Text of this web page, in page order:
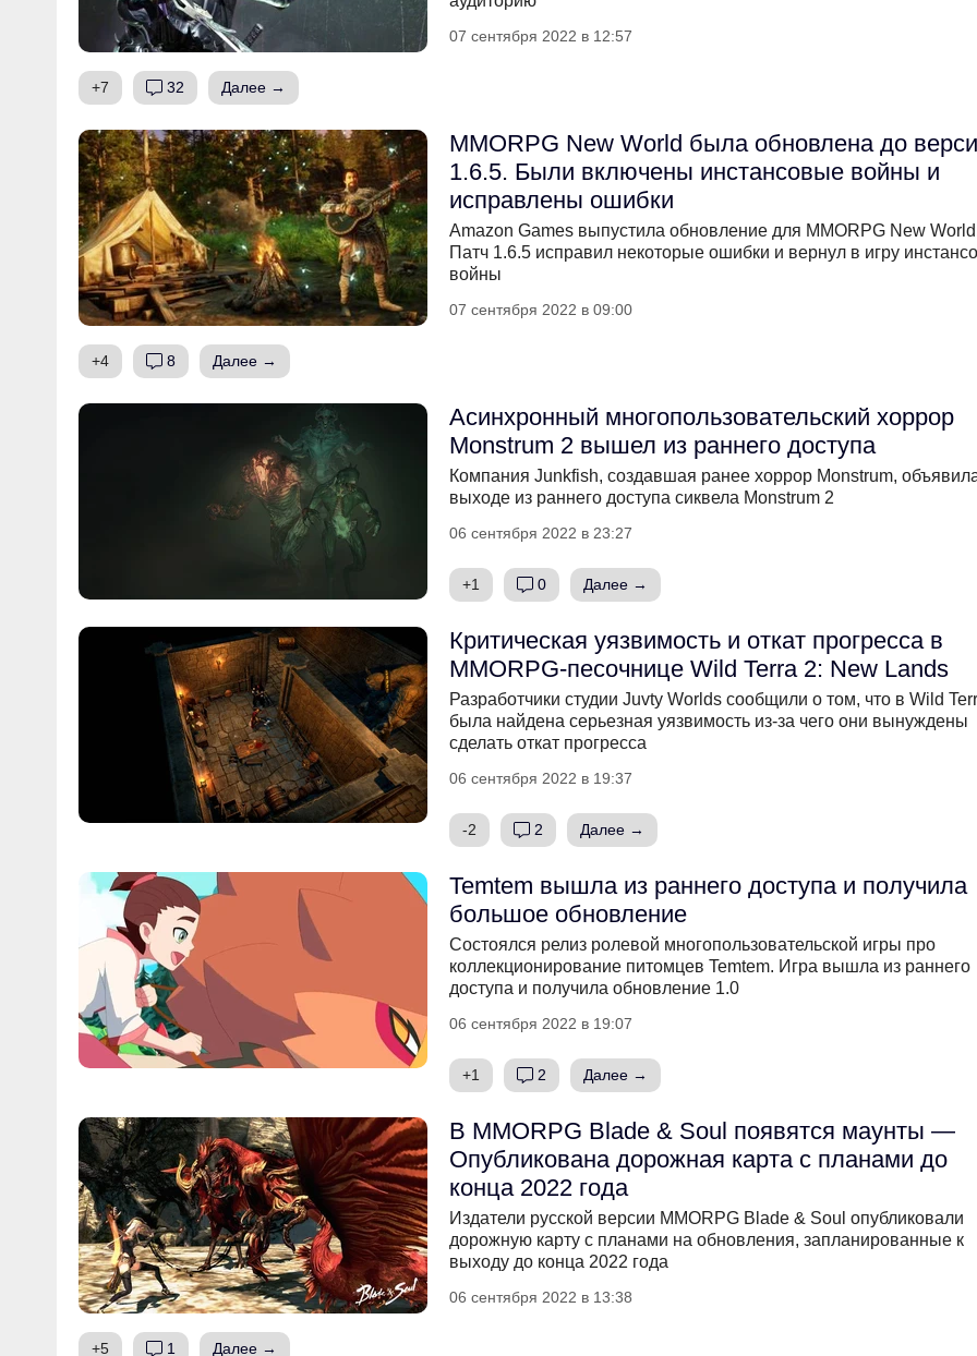
07 сентября 2022 в 12:57
+7 32 Далее →
MMORPG New World была обновлена до
1.6.5. Были включены инстансовые войны и
исправлены ошибки
Amazon Games выпустила обновление для MMORPG New
Патч 1.6.5 исправил некоторые ошибки и вернул в игру
войны
07 сентября 2022 в 09:00
+4 8 Далее →
Асинхронный многопользовательский хоррор
Monstrum 2 вышел из раннего доступа
Компания Junkfish, создавшая ранее хоррор Monstrum,
выходе из раннего доступа сиквела Monstrum 2
06 сентября 2022 в 23:27
+1 0 Далее →
Критическая уязвимость и откат прогресса в
MMORPG-песочнице Wild Terra 2: New Lands
Разработчики студии Juvty Worlds сообщили о том, что в Wild
была найдена серьезная уязвимость из-за чего они вынуждены
сделать откат прогресса
06 сентября 2022 в 19:37
-2 2 Далее →
Temtem вышла из раннего доступа и получила
большое обновление
Состоялся релиз ролевой многопользовательской игры про
коллекционирование питомцев Temtem. Игра вышла из раннего
доступа и получила обновление 1.0
06 сентября 2022 в 19:07
+1 2 Далее →
В MMORPG Blade & Soul появятся маунты —
Опубликована дорожная карта с планами до
конца 2022 года
Издатели русской версии MMORPG Blade & Soul опубликовали
дорожную карту с планами на обновления, запланированные к
выходу до конца 2022 года
06 сентября 2022 в 13:38
+5 1 Далее →